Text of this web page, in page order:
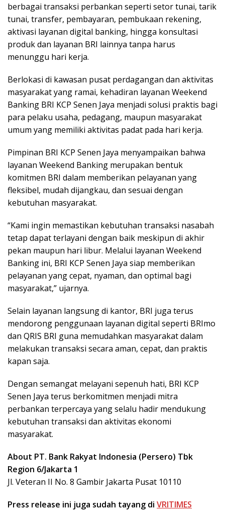
berbagai transaksi perbankan seperti setor tunai, tarik
tunai, transfer, pembayaran, pembukaan rekening,
aktivasi layanan digital banking, hingga konsultasi
produk dan layanan BRI lainnya tanpa harus
menunggu hari kerja.
Berlokasi di kawasan pusat perdagangan dan aktivitas
masyarakat yang ramai, kehadiran layanan Weekend
Banking BRI KCP Senen Jaya menjadi solusi praktis bagi
para pelaku usaha, pedagang, maupun masyarakat
umum yang memiliki aktivitas padat pada hari kerja.
Pimpinan BRI KCP Senen Jaya menyampaikan bahwa
layanan Weekend Banking merupakan bentuk
komitmen BRI dalam memberikan pelayanan yang
fleksibel, mudah dijangkau, dan sesuai dengan
kebutuhan masyarakat.
“Kami ingin memastikan kebutuhan transaksi nasabah
tetap dapat terlayani dengan baik meskipun di akhir
pekan maupun hari libur. Melalui layanan Weekend
Banking ini, BRI KCP Senen Jaya siap memberikan
pelayanan yang cepat, nyaman, dan optimal bagi
masyarakat,” ujarnya.
Selain layanan langsung di kantor, BRI juga terus
mendorong penggunaan layanan digital seperti BRImo
dan QRIS BRI guna memudahkan masyarakat dalam
melakukan transaksi secara aman, cepat, dan praktis
kapan saja.
Dengan semangat melayani sepenuh hati, BRI KCP
Senen Jaya terus berkomitmen menjadi mitra
perbankan terpercaya yang selalu hadir mendukung
kebutuhan transaksi dan aktivitas ekonomi
masyarakat.
About PT. Bank Rakyat Indonesia (Persero) Tbk
Region 6/Jakarta 1
Jl. Veteran II No. 8 Gambir Jakarta Pusat 10110
Press release ini juga sudah tayang di VRITIMES